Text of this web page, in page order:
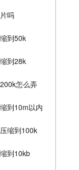
吗
到50k
到28k
怎么弄
到10m以内
缩到100k
到10kb